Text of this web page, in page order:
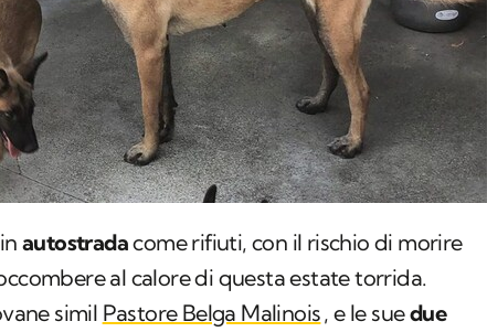
autostradacome rifiuti, con il rischio di morire
al calore di questa estate torrida.
simil Pastore Belga Malinois, e le suedue